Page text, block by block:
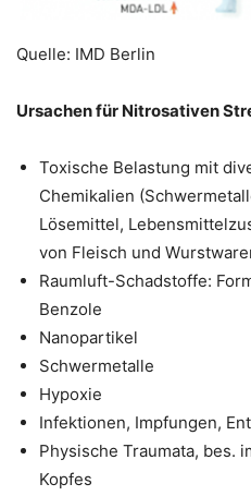
Quelle: IMD Berlin
Ursachen für Nitrosativen
Toxische Belastung mit
Chemikalien
Lösemittel,
von Fleisch und
Raumluft-Schadstoffe:
Benzole
Nanopartikel
Schwermetalle
Hypoxie
Infektionen, Impfungen,
Physische Traumata, bes.
Kopfes